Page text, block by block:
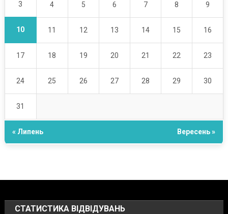
3 4 5 6 7 8 9
10 11 12 13 14 15 16
17 18 19 20 21 22 23
24 25 26 27 28 29 30
31
« Липень Вересень »
СТАТИСТИКА ВІДВІДУВАНЬ